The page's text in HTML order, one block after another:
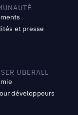
et presse
UBERALL
développeurs